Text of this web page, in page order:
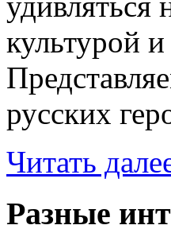
культурой
русских
Читать
Разные